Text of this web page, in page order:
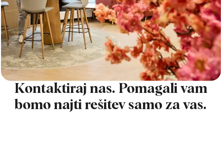
Kontaktiraj nas. Pomagali vam
bomo najti rešitev samo za vas.